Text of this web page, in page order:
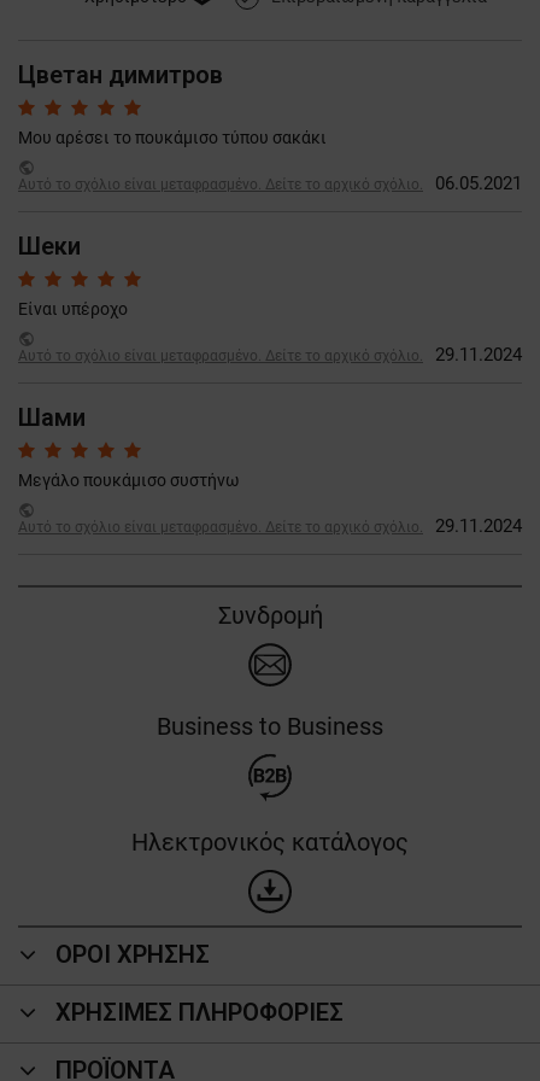
Цветан димитров
Μου αρέσει το πουκάμισο τύπου σακάκι
public
Αυτό το σχόλιο είναι μεταφρασμένο. Δείτε το αρχικό σχόλιο.
06.05.2021
Шеки
Είναι υπέροχο
public
Αυτό το σχόλιο είναι μεταφρασμένο. Δείτε το αρχικό σχόλιο.
29.11.2024
Шами
Μεγάλο πουκάμισο συστήνω
public
Αυτό το σχόλιο είναι μεταφρασμένο. Δείτε το αρχικό σχόλιο.
29.11.2024
Συνδρομή
Business to Business
Ηλεκτρονικός κατάλογος
ΟΡΟΙ ΧΡΗΣΗΣ
ΧΡΗΣΙΜΕΣ ΠΛΗΡΟΦΟΡΙΕΣ
ΠΡΟΪΌΝΤΑ